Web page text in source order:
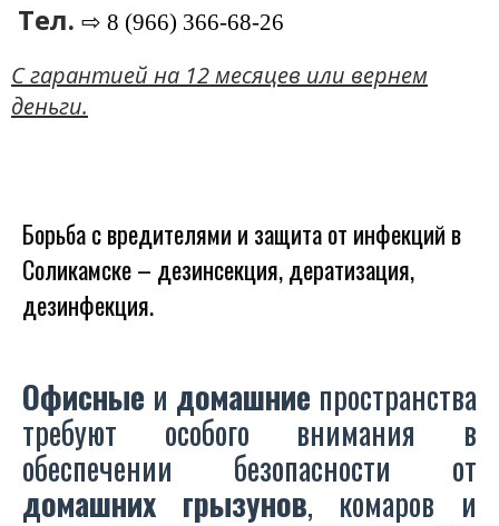
Тел. ⇨ 8 (966) 366-68-26
C гарантией на 12 месяцев или вернем
деньги.
Борьба с вредителями и защита от инфекций в
Соликамске – дезинсекция, дератизация,
дезинфекция.
Офисные и домашние пространства
требуют особого внимания в
обеспечении безопасности от
домашних грызунов, комаров и